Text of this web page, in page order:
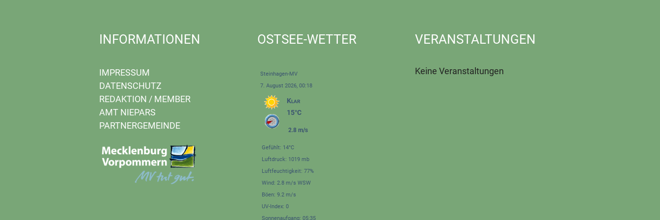
INFORMATIONEN
IMPRESSUM
DATENSCHUTZ
REDAKTION / MEMBER
AMT NIEPARS
PARTNERGEMEINDE
OSTSEE-WETTER
Steinhagen-MV
7. August 2026, 00:18
Klar
15°C
2.8 m/s
Gefühlt: 14°C
Luftdruck: 1019 mb
Luftfeuchtigkeit: 77%
Wind: 2.8 m/s WSW
Böen: 9.2 m/s
UV-Index: 0
Sonnenaufgang: 05:35
VERANSTALTUNGEN
Keine Veranstaltungen